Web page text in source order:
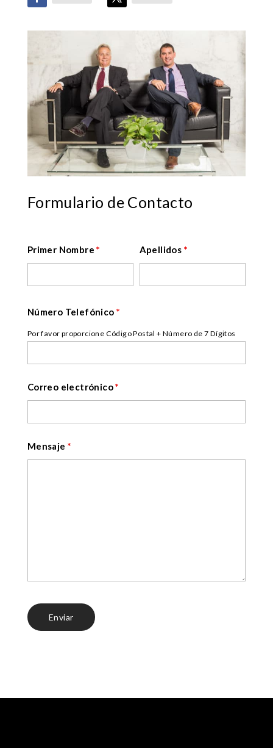
Formulario de Contacto
Primer Nombre* Apellidos *
Número Telefónico *
Por favor proporcione Código Postal + Número de 7 Dígitos
Correo electrónico*
Mensaje *